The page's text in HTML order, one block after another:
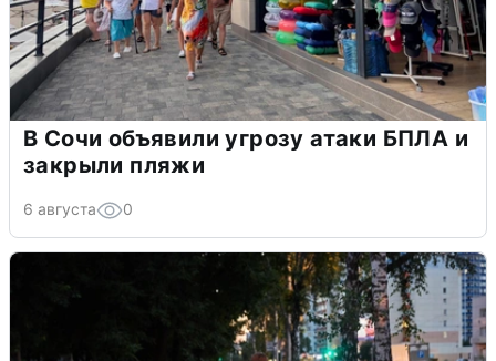
В Сочи объявили угрозу атаки БПЛА и
закрыли пляжи
6 августа 0